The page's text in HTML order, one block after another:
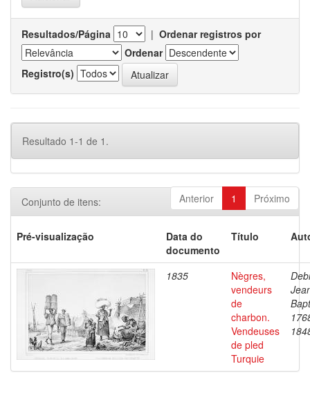
Resultados/Página | Ordenar registros por
Ordenar
Registro(s)
Resultado 1-1 de 1.
Anterior 1 Próximo
Conjunto de itens:
Pré-visualização
Data do
documento
Título
1835
Nègres,
vendeurs
de
charbon.
Vendeuses
de pled
Turquie